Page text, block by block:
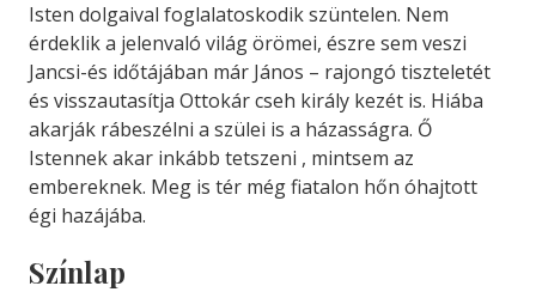
Isten dolgaival foglalatoskodik szüntelen. Nem
érdeklik a jelenvaló világ örömei, észre sem veszi
Jancsi-és időtájában már János – rajongó tiszteletét
és visszautasítja Ottokár cseh király kezét is. Hiába
akarják rábeszélni a szülei is a házasságra. Ő
Istennek akar inkább tetszeni , mintsem az
embereknek. Meg is tér még fiatalon hőn óhajtott
égi hazájába.
Színlap